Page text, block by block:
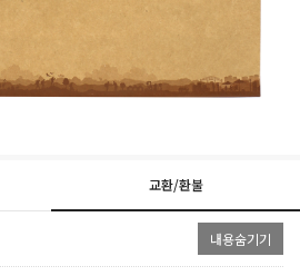
교환/환불
내용숨기기